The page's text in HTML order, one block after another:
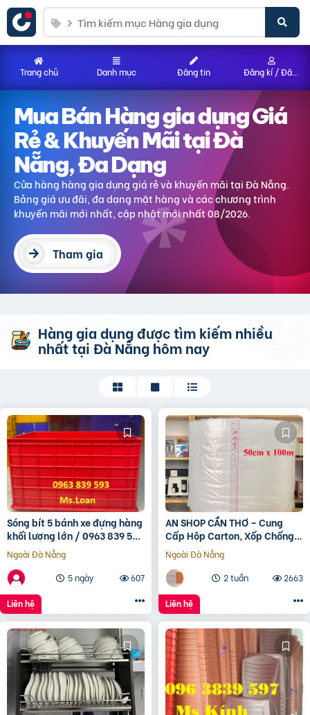
Mua Bán Hàng gia dụng Giá
Rẻ & Khuyến Mãi tại Đà
Nẵng, Đa Dạng
Cửa hàng hàng gia dụng giá rẻ và khuyến mãi tại Đà Nẵng.
Bảng giá ưu đãi, đa dạng mặt hàng và các chương trình
khuyến mãi mới nhất, cập nhật mới nhất 08/2026.
Tham gia
Hàng gia dụng được tìm kiếm nhiều
nhất tại Đà Nẵng hôm nay
Sóng bít 5 bánh xe đựng hàng
khối lượng lớn / 0963 839 593
Ms.Loan
Ngoài Đà Nẵng
5 ngày
607
Liên hệ
AN SHOP CẦN THƠ – Cung
Cấp Hộp Carton, Xốp Chống
Sốc, Băng Keo các loại.
Ngoài Đà Nẵng
2 tuần
2663
Liên hệ
Trang chủ Danh mục Đăng tin